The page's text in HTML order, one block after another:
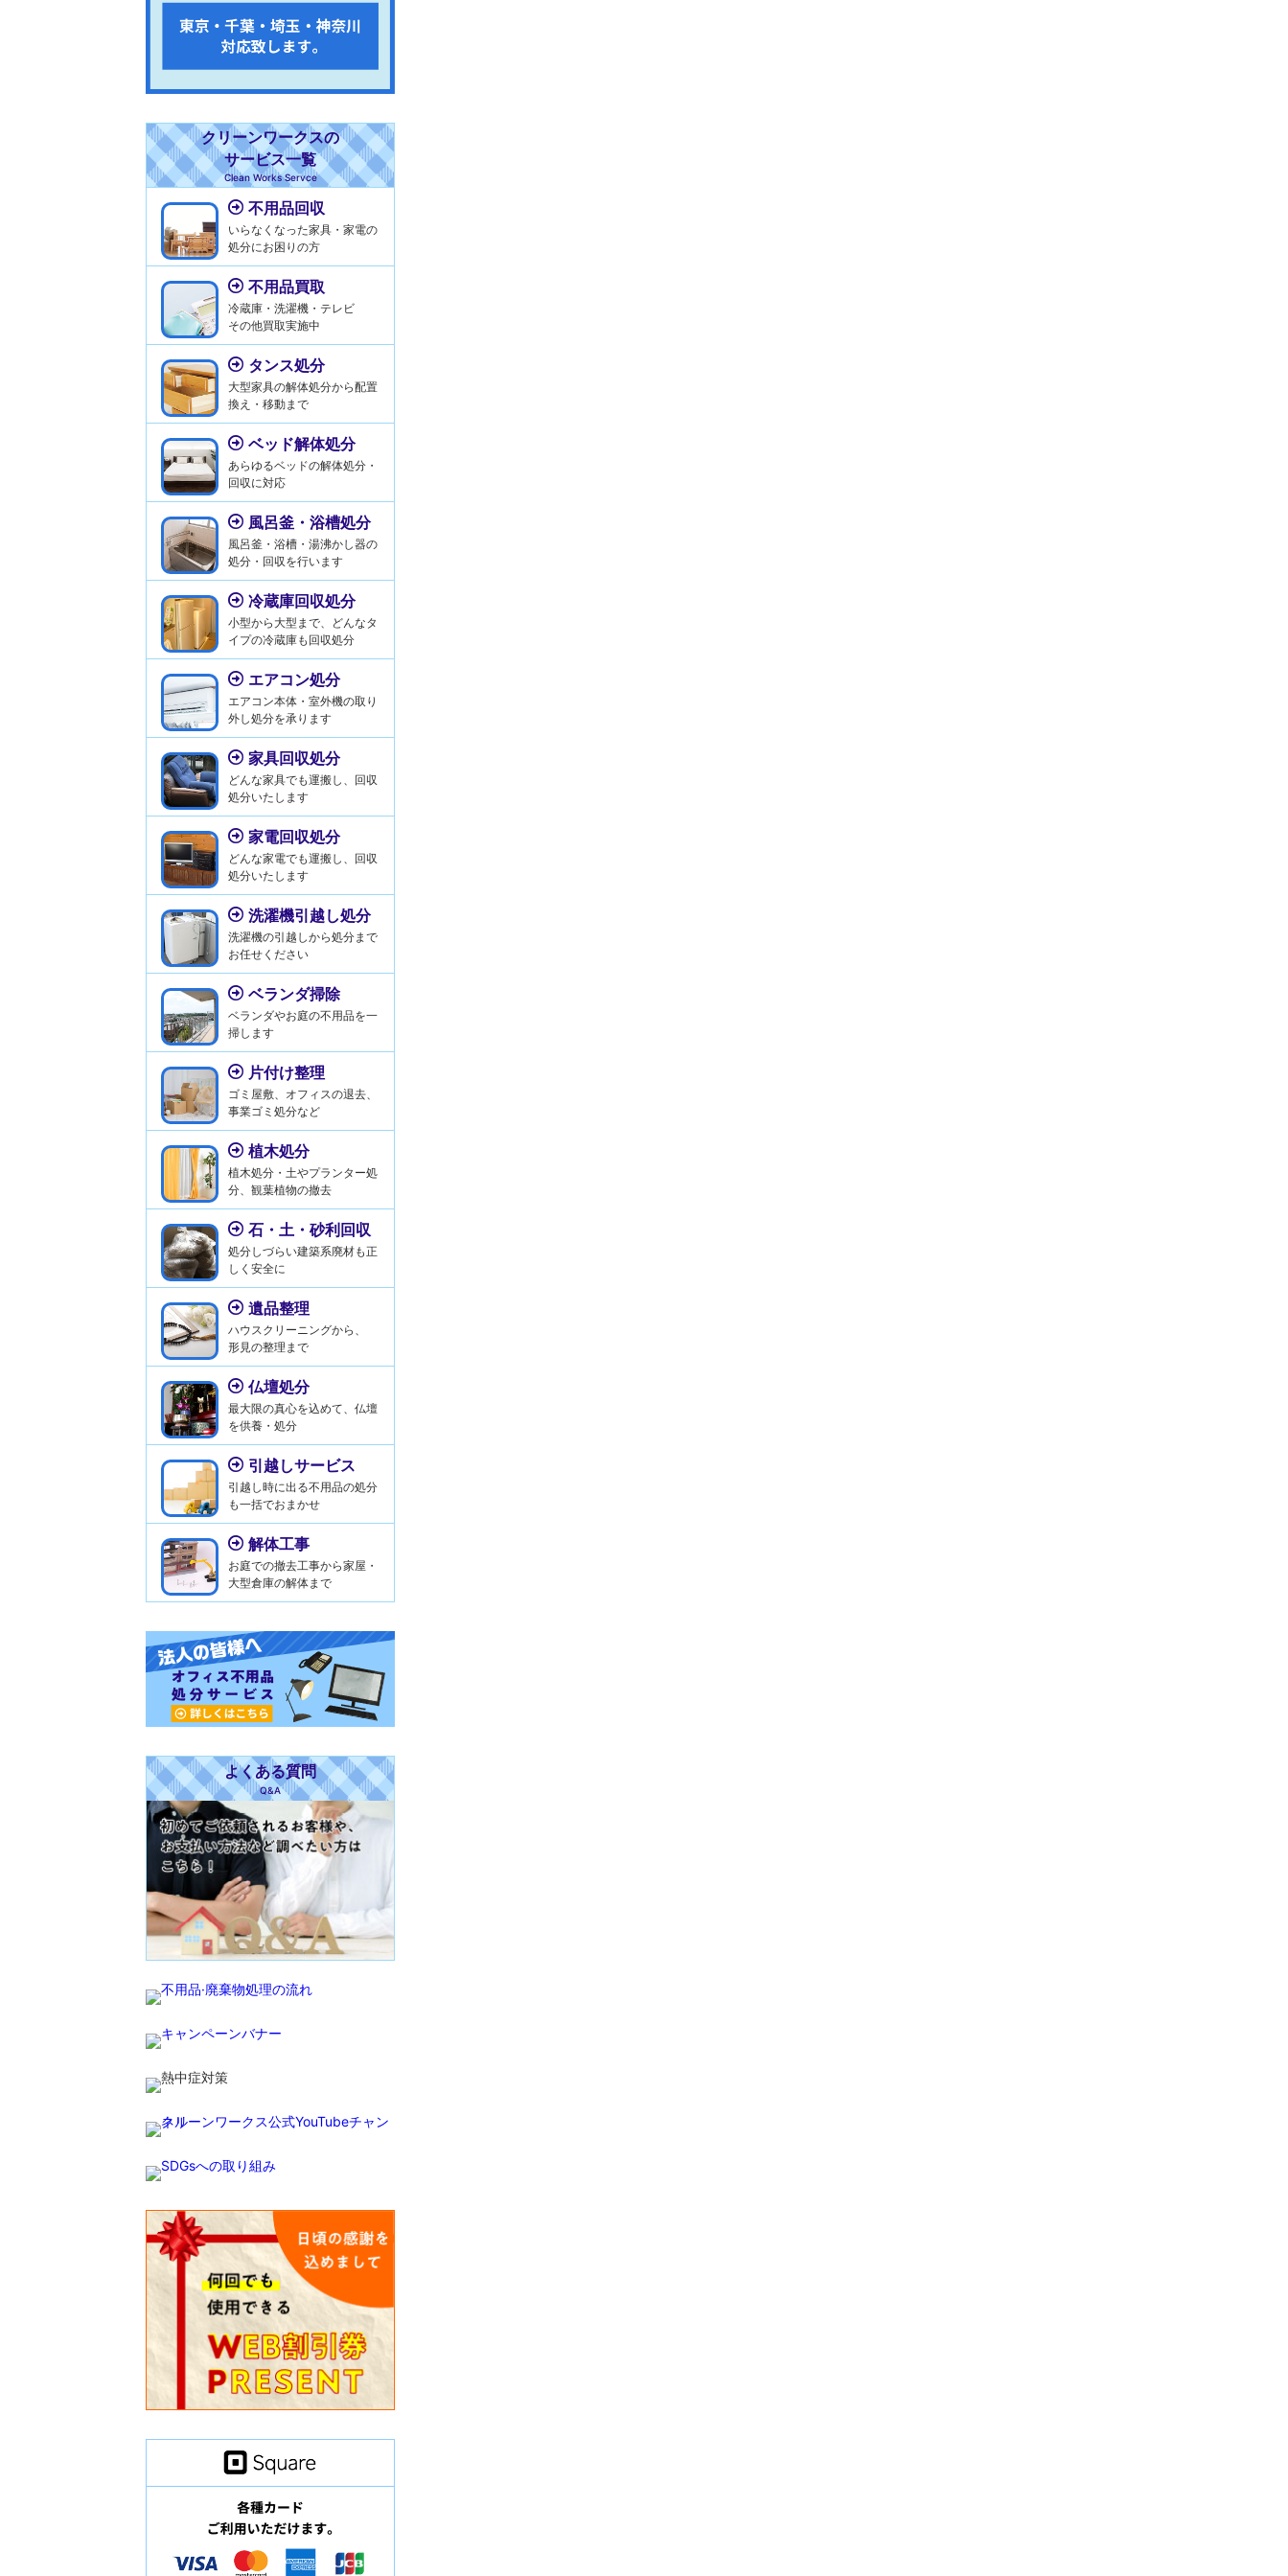
クリーンワークスの
サービス一覧
Clean Works Servce
不用品回収
いらなくなった家具・家電の
処分にお困りの方
不用品買取
冷蔵庫・洗濯機・テレビ
その他買取実施中
タンス処分
大型家具の解体処分から配置
換え・移動まで
ベッド解体処分
あらゆるベッドの解体処分・
回収に対応
風呂釜・浴槽処分
風呂釜・浴槽・湯沸かし器の
処分・回収を行います
冷蔵庫回収処分
小型から大型まで、どんなタ
イプの冷蔵庫も回収処分
エアコン処分
エアコン本体・室外機の取り
外し処分を承ります
家具回収処分
どんな家具でも運搬し、回収
処分いたします
家電回収処分
どんな家電でも運搬し、回収
処分いたします
洗濯機引越し処分
洗濯機の引越しから処分まで
お任せください
ベランダ掃除
ベランダやお庭の不用品を一
掃します
片付け整理
ゴミ屋敷、オフィスの退去、
事業ゴミ処分など
植木処分
植木処分・土やプランター処
分、観葉植物の撤去
石・土・砂利回収
処分しづらい建築系廃材も正
しく安全に
遺品整理
ハウスクリーニングから、
形見の整理まで
仏壇処分
最大限の真心を込めて、仏壇
を供養・処分
引越しサービス
引越し時に出る不用品の処分
も一括でおまかせ
解体工事
お庭での撤去工事から家屋・
大型倉庫の解体まで
よくある質問
Q&A